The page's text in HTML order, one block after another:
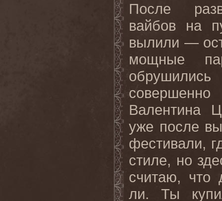
После
вайбов на
вылили —
мощные
Валентина
уже после
фестивали,
стиле, но
считаю, что
ли. Ты